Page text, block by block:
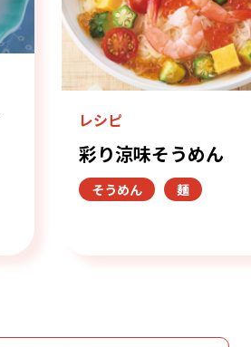
レシピ
彩り涼味そうめん
そうめん 麺